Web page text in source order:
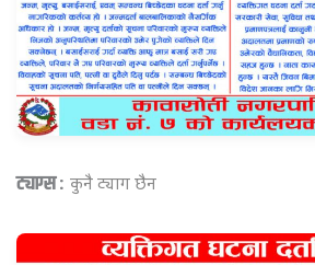
ट्याग्स : कुनै ट्याग छैन